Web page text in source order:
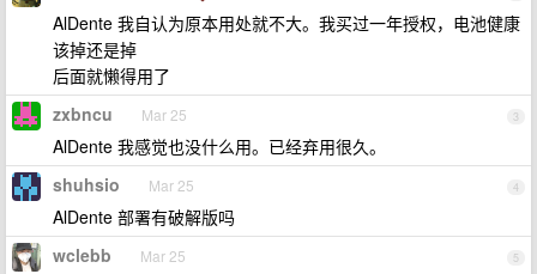
AlDente 我自认为原本用处就不大。我买过一年授权，电池健康
该掉还是掉
后面就懒得用了
3
zxbncu Mar 25
AlDente 我感觉也没什么用。已经弃用很久。
4
shuhsio Mar 25
AlDente 部署有破解版吗
5
wclebb Mar 25